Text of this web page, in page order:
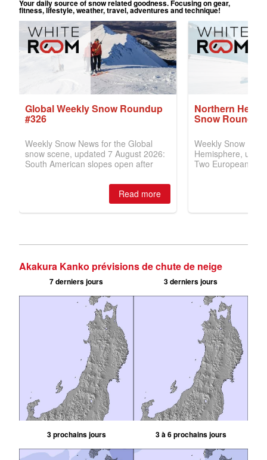
Akakura Kanko prévisions de chute de neige
7 derniers jours 3 derniers jours
3 prochains jours 3 à 6 prochains jours